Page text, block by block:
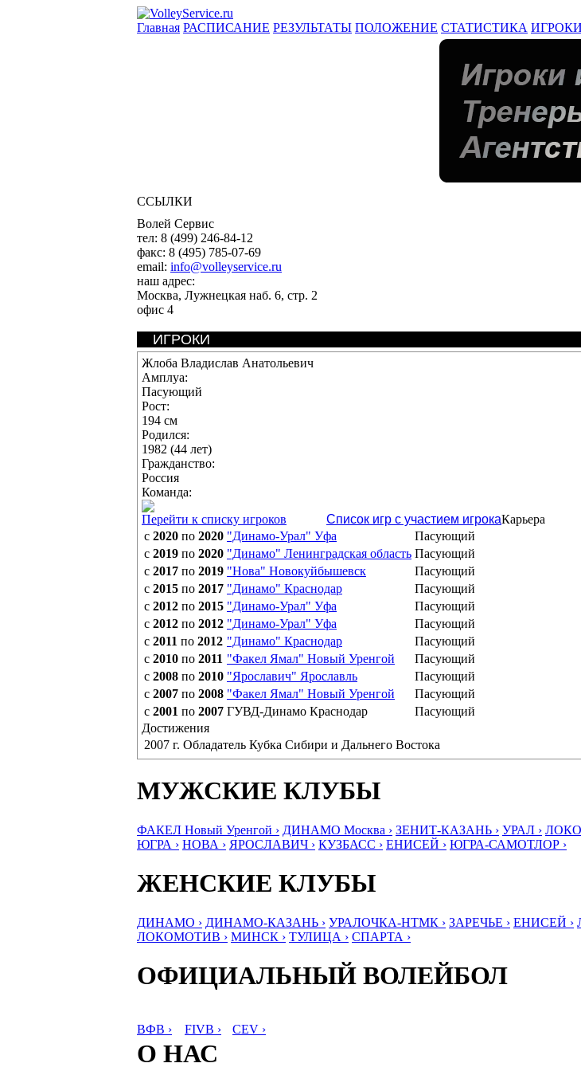
Главная РАСПИСАНИЕ РЕЗУЛЬТАТЫ ПОЛОЖЕНИЕ СТАТИСТИКА ИГРОКИ
ССЫЛКИ
Волей Сервис
тел: 8 (499) 246-84-12
факс: 8 (495) 785-07-69
email: info@volleyservice.ru
наш адрес:
Москва, Лужнецкая наб. 6, стр. 2
офис 4
ИГРОКИ
Жлоба Владислав Анатольевич
Амплуа:
Пасующий
Рост:
194 см
Родился:
1982 (44 лет)
Гражданство:
Россия
Команда:
Перейти к списку игроков
Список игр с участием игрокаКарьера
с 2020 по 2020 "Динамо-Урал" Уфа
Пасующий
с 2019 по 2020 "Динамо" Ленинградская область Пасующий
с 2017 по 2019 "Нова" Новокуйбышевск
Пасующий
с 2015 по 2017 "Динамо" Краснодар
Пасующий
с 2012 по 2015 "Динамо-Урал" Уфа
Пасующий
с 2012 по 2012 "Динамо-Урал" Уфа
Пасующий
с 2011 по 2012 "Динамо" Краснодар
Пасующий
с 2010 по 2011 "Факел Ямал" Новый Уренгой
Пасующий
с 2008 по 2010 "Ярославич" Ярославль
Пасующий
с 2007 по 2008 "Факел Ямал" Новый Уренгой
Пасующий
с 2001 по 2007 ГУВД-Динамо Краснодар
Пасующий
Достижения
2007 г. Обладатель Кубка Сибири и Дальнего Востока
МУЖСКИЕ КЛУБЫ
ФАКЕЛ Новый Уренгой › ДИНАМО Москва › ЗЕНИТ-КАЗАНЬ › УРАЛ ›
ЮГРА › НОВА › ЯРОСЛАВИЧ › КУЗБАСС › ЕНИСЕЙ › ЮГРА-САМОТЛОР ›
ЖЕНСКИЕ КЛУБЫ
ДИНАМО › ДИНАМО-КАЗАНЬ › УРАЛОЧКА-НТМК › ЗАРЕЧЬЕ › ЕНИСЕЙ ›
ЛОКОМОТИВ › МИНСК › ТУЛИЦА › СПАРТА ›
ОФИЦИАЛЬНЫЙ ВОЛЕЙБОЛ
ВФВ › FIVB › CEV ›
О НАС